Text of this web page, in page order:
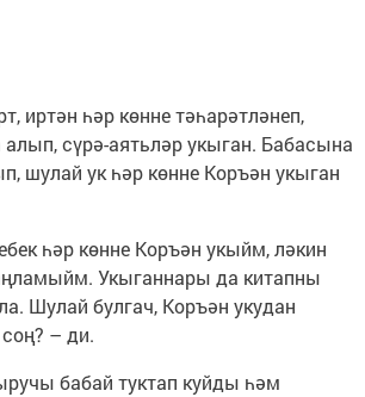
иртән һәр көнне тәһарәтләнеп,
сүрә-аятьләр укыган. Бабасына
шулай ук һәр көнне Коръән укыган
һәр көнне Коръән укыйм, ләкин
Укыганнары да китапны
Шулай булгач, Коръән укудан
– ди.
бабай туктап куйды һәм